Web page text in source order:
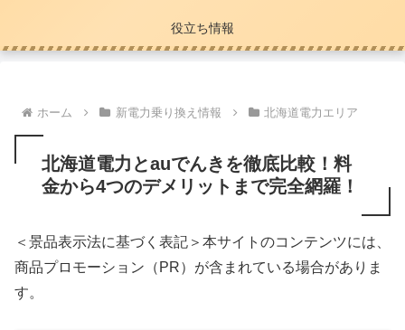
役立ち情報
ホーム 新電力乗り換え情報 北海道電力エリア
北海道電力とauでんきを徹底比較！料
金から4つのデメリットまで完全網羅！
＜景品表示法に基づく表記＞本サイトのコンテンツには、
商品プロモーション（PR）が含まれている場合がありま
す。